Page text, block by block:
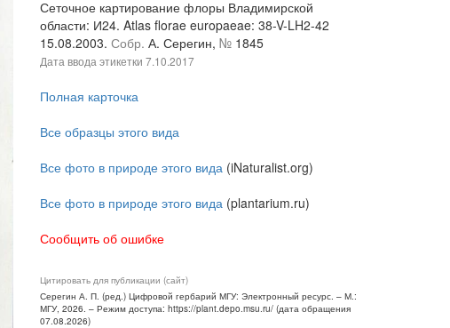
Сеточное картирование флоры Владимирской
области: И24. Atlas florae europaeae: 38-V-LH2-42
15.08.2003. Собр. А. Серегин, № 1845
Дата ввода этикетки 7.10.2017
Полная карточка
Все образцы этого вида
Все фото в природе этого вида (iNaturalist.org)
Все фото в природе этого вида (plantarium.ru)
Сообщить об ошибке
Цитировать для публикации (сайт)
Серегин А. П. (ред.) Цифровой гербарий МГУ: Электронный ресурс. – М.:
МГУ, 2026. – Режим доступа: https://plant.depo.msu.ru/ (дата обращения
07.08.2026)